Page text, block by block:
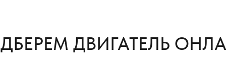
ДВИГАТЕЛЬ